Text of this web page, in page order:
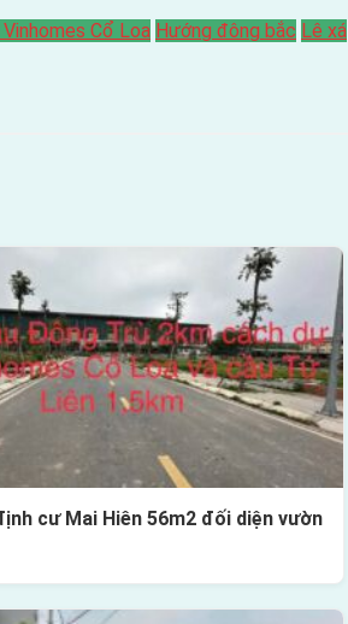
Vinhomes Cổ Loa Hướng đông bắc Lê xá
cư Mai Hiên 56m2 đối diện vườn